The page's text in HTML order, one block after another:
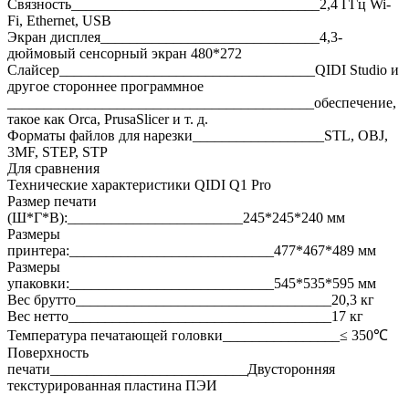
Связность__________________________________2,4 ГГц Wi-
Fi, Ethernet, USB
Экран дисплея______________________________4,3-
дюймовый сенсорный экран 480*272
Слайсер___________________________________QIDI Studio и
другое стороннее программное
__________________________________________обеспечение,
такое как Orca, PrusaSlicer и т. д.
Форматы файлов для нарезки__________________STL, OBJ,
3MF, STEP, STP
Для сравнения
Технические характеристики QIDI Q1 Pro
Размер печати
(Ш*Г*В):________________________245*245*240 мм
Размеры
принтера:____________________________477*467*489 мм
Размеры
упаковки:____________________________545*535*595 мм
Вес брутто___________________________________20,3 кг
Вес нетто____________________________________17 кг
Температура печатающей головки________________≤ 350℃
Поверхность
печати___________________________Двусторонняя
текстурированная пластина ПЭИ